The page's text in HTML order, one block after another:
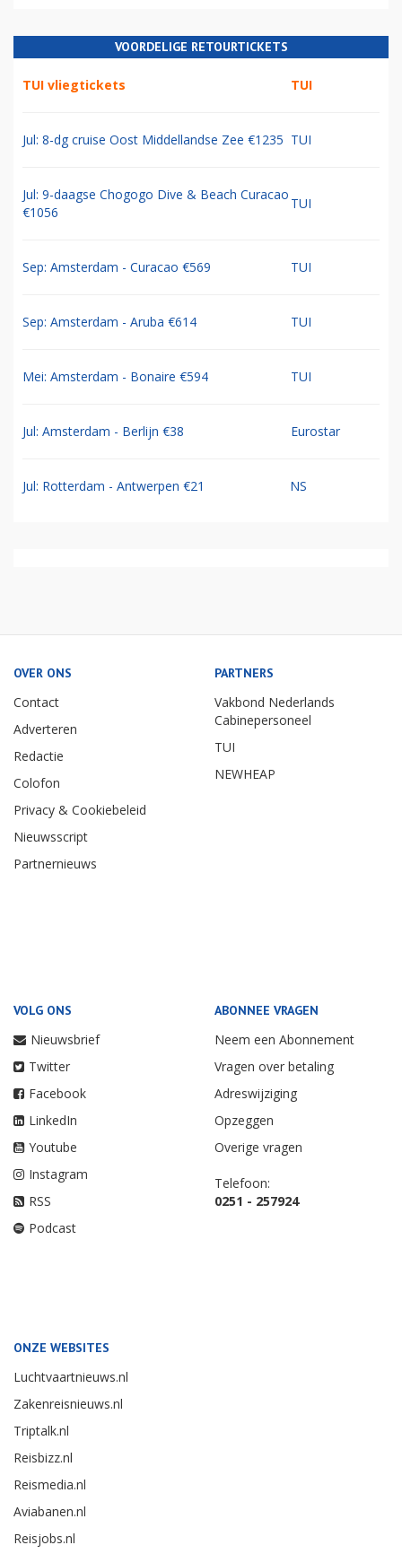
VOORDELIGE RETOURTICKETS
TUI vliegtickets TUI
Jul: 8-dg cruise Oost Middellandse Zee €1235 TUI
Jul: 9-daagse Chogogo Dive & Beach Curacao
€1056
TUI
Sep: Amsterdam - Curacao €569 TUI
Sep: Amsterdam - Aruba €614 TUI
Mei: Amsterdam - Bonaire €594 TUI
Jul: Amsterdam - Berlijn €38 Eurostar
Jul: Rotterdam - Antwerpen €21 NS
OVER ONS
Contact
Adverteren
Redactie
Colofon
Privacy & Cookiebeleid
Nieuwsscript
Partnernieuws
PARTNERS
Vakbond Nederlands
Cabinepersoneel
TUI
NEWHEAP
VOLG ONS
Nieuwsbrief
Twitter
Facebook
LinkedIn
Youtube
Instagram
RSS
Podcast
ABONNEE VRAGEN
Neem een Abonnement
Vragen over betaling
Adreswijziging
Opzeggen
Overige vragen
Telefoon:
0251 - 257924
ONZE WEBSITES
Luchtvaartnieuws.nl
Zakenreisnieuws.nl
Triptalk.nl
Reisbizz.nl
Reismedia.nl
Aviabanen.nl
Reisjobs.nl